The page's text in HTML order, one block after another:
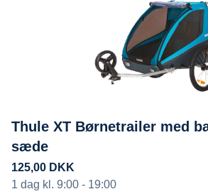
Thule XT Børnetrailer med
sæde